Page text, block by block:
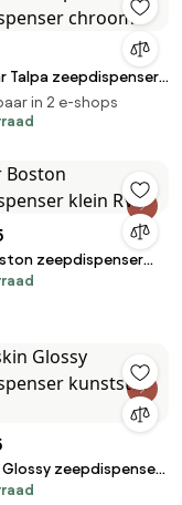
Talpa zeepdispenser
in 2 e-shops
zeepdispenser
Glossy zeepdispenser
goud